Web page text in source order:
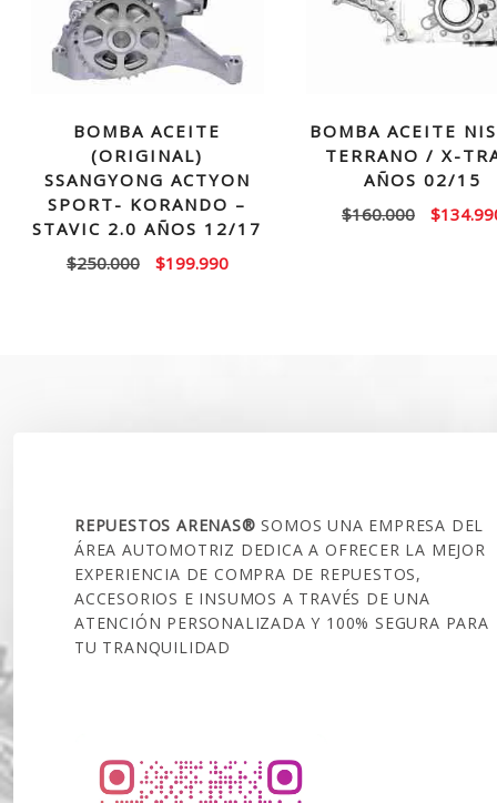
BOMBA ACEITE
(ORIGINAL)
SSANGYONG ACTYON
SPORT- KORANDO –
STAVIC 2.0 AÑOS 12/17
$250.000
El
$199.990El
BOMBA ACEITE
TERRANO / X-
AÑOS 02/15
$160.000
El
$
REPUESTOS ARENAS®SOMOS UNA EMPRESA DEL
ÁREA AUTOMOTRIZ DEDICA A OFRECER LA MEJOR
EXPERIENCIA DE COMPRA DE REPUESTOS,
ACCESORIOS E INSUMOS A TRAVÉS DE UNA
ATENCIÓN PERSONALIZADA Y 100% SEGURA PARA
TU TRANQUILIDAD